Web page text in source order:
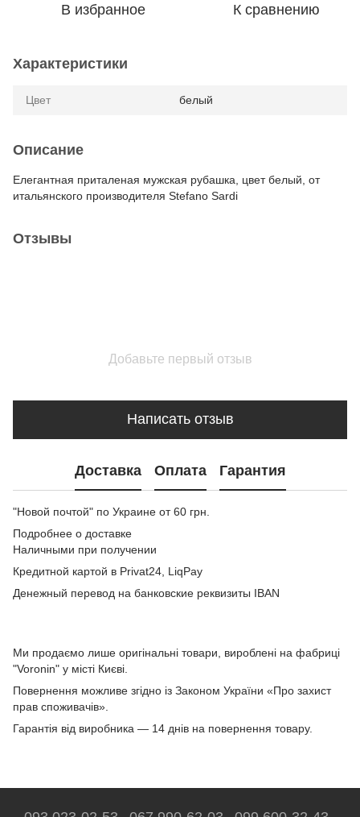
В избранное К сравнению
Характеристики
Цвет белый
Описание
Елегантная приталеная мужская рубашка, цвет белый, от
итальянского производителя Stefano Sardi
Отзывы
Добавьте первый отзыв
Написать отзыв
Доставка Оплата Гарантия
"Новой почтой" по Украине от 60 грн.
Подробнее о доставке
Наличными при получении
Кредитной картой в Privat24, LiqPay
Денежный перевод на банковские реквизиты IBAN
Ми продаємо лише оригінальні товари, вироблені на фабриці
"Voronin" у місті Києві.
Повернення можливе згідно із Законом України «Про захист
прав споживачів».
Гарантія від виробника — 14 днів на повернення товару.